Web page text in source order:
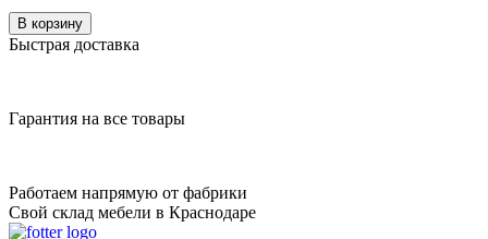
В корзину
Быстрая доставка
Гарантия на все товары
Работаем напрямую от фабрики
Свой склад мебели в Краснодаре